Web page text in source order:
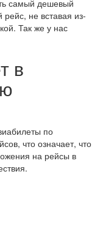
самый дешевый
не вставая из-
Так же у нас
в
по
что означает, что
на рейсы в